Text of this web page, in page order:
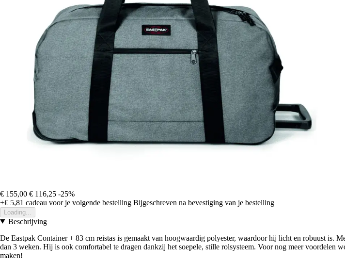
€ 155,00 € 116,25 -25%
+€ 5,81 cadeau voor je volgende bestelling Bijgeschreven na bevestiging van je bestelling
Loading...
Beschrijving
De Eastpak Container + 83 cm reistas is gemaakt van hoogwaardig polyester, waardoor hij licht en robuust is.
dan 3 weken. Hij is ook comfortabel te dragen dankzij het soepele, stille rolsysteem. Voor nog meer voordelen
maken!